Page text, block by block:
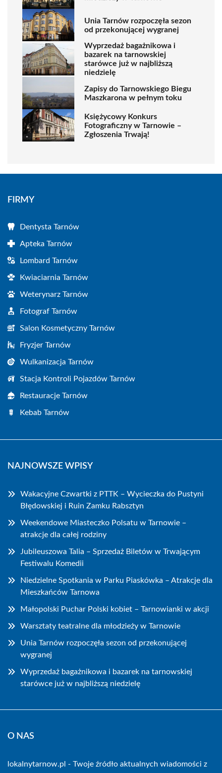
Unia Tarnów rozpoczęła sezon
od przekonującej wygranej
Wyprzedaż bagażnikowa i
bazarek na tarnowskiej
starówce już w najbliższą
niedzielę
Zapisy do Tarnowskiego Biegu
Maszkarona w pełnym toku
Księżycowy Konkurs
Fotograficzny w Tarnowie –
Zgłoszenia Trwają!
FIRMY
Dentysta Tarnów
Apteka Tarnów
Lombard Tarnów
Kwiaciarnia Tarnów
Weterynarz Tarnów
Fotograf Tarnów
Salon Kosmetyczny Tarnów
Fryzjer Tarnów
Wulkanizacja Tarnów
Stacja Kontroli Pojazdów Tarnów
Restauracje Tarnów
Kebab Tarnów
NAJNOWSZE WPISY
Wakacyjne Czwartki z PTTK – Wycieczka do Pustyni
Błędowskiej i Ruin Zamku Rabsztyn
Weekendowe Miasteczko Polsatu w Tarnowie –
atrakcje dla całej rodziny
Jubileuszowa Talia – Sprzedaż Biletów w Trwającym
Festiwalu Komedii
Niedzielne Spotkania w Parku Piaskówka – Atrakcje dla
Mieszkańców Tarnowa
Małopolski Puchar Polski kobiet – Tarnowianki w akcji
Warsztaty teatralne dla młodzieży w Tarnowie
Unia Tarnów rozpoczęła sezon od przekonującej
wygranej
Wyprzedaż bagażnikowa i bazarek na tarnowskiej
starówce już w najbliższą niedzielę
O NAS
lokalnytarnow.pl - Twoje źródło aktualnych wiadomości z